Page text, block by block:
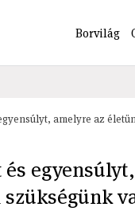
Borvilág
amelyre az